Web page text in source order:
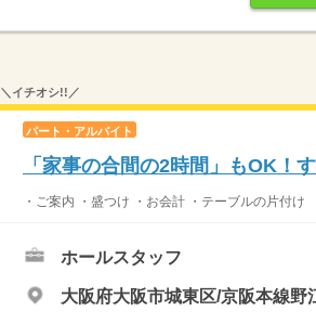
＼イチオシ!!／
パート・アルバイト
「家事の合間の2時間」もOK！
・ご案内 ・盛つけ ・お会計 ・テーブルの片付
ホールスタッフ
大阪府大阪市城東区/京阪本線野